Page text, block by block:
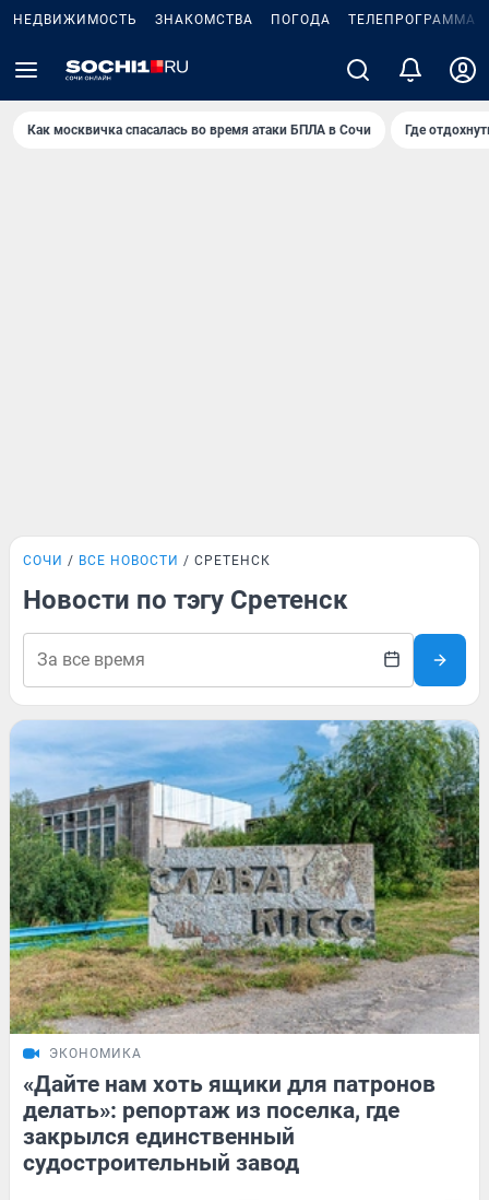
НЕДВИЖИМОСТЬ ЗНАКОМСТВА ПОГОДА ТЕЛЕПРОГРАММА
Как москвичка спасалась во время атаки БПЛА в Сочи Где
СОЧИ ВСЕ НОВОСТИ СРЕТЕНСК
Новости по тэгу Сретенск
ЭКОНОМИКА
«Дайте нам хоть ящики для патронов
делать»: репортаж из поселка, где
закрылся единственный
судостроительный завод